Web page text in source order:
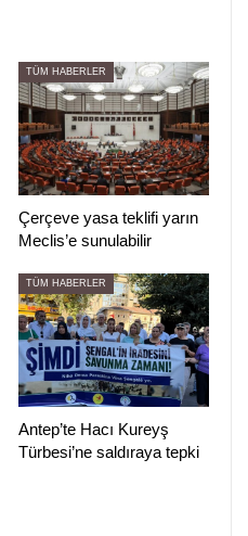
TÜM HABERLER
Çerçeve yasa teklifi yarın
Meclis’e sunulabilir
TÜM HABERLER
Antep’te Hacı Kureyş
Türbesi’ne saldıraya tepki